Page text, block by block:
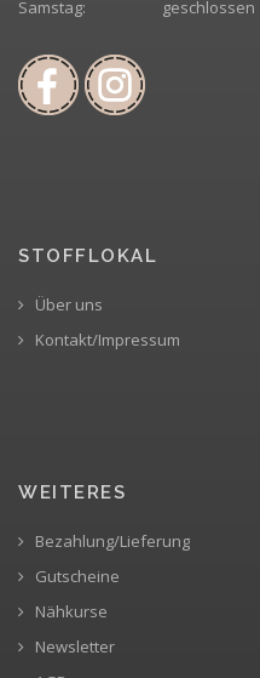
Samstag:
geschlossen
STOFFLOKAL
Über uns
Kontakt/Impressum
WEITERES
Bezahlung/Lieferung
Gutscheine
Nähkurse
Newsletter